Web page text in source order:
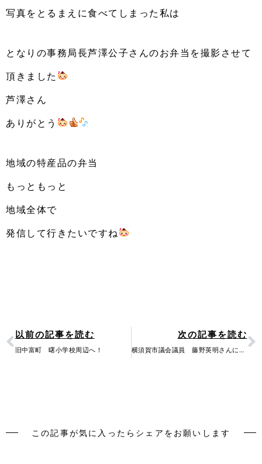
写真をとるまえに食べてしまった私は
となりの事務局長芦澤公子さんのお弁当を撮影させて
頂きました
芦澤さん
ありがとう
地域の特産品の弁当
もっともっと
地域全体で
発信して行きたいですね
Prev
以前の記事を読む
旧中富町 曙小学校周辺へ！
次の記事を読む
横須賀市議会議員 藤野英明さんに会ってきました。
この記事が気に入ったらシェアをお願いします